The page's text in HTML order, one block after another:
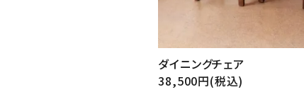
ダイニングチェア
38,500円(税込)